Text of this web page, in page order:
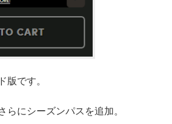
版です。
らにシーズンパスを追加。